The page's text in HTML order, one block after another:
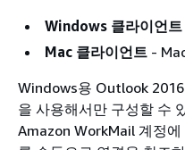
Windows 클라이언트
Mac 클라이언트 -
Windows용 Outlook
을 사용해서만 구성할 수
Amazon WorkMail 계정